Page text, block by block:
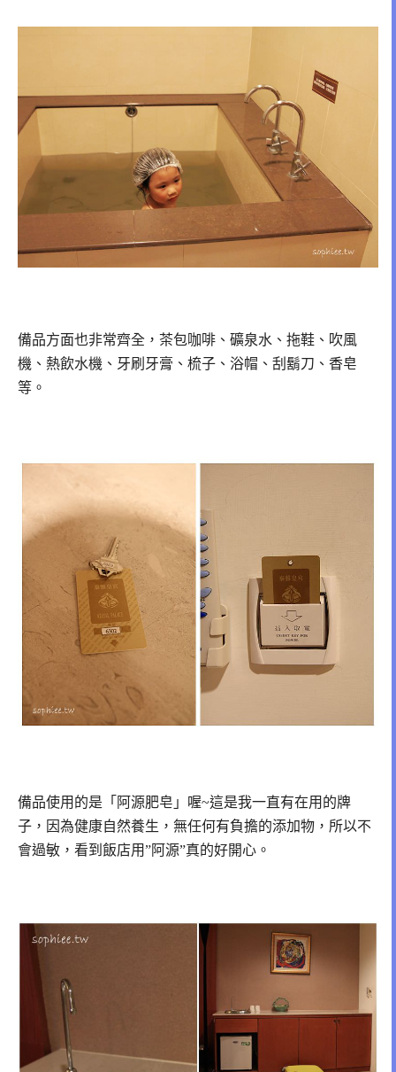
備品方面也非常齊全， 茶包咖啡、礦泉水、拖鞋、吹風
機、熱飲水機、牙刷牙膏、梳子、浴帽、刮鬍刀、香皂
等。
備品使用的是「阿源肥皂」喔~這是我一直有在用的牌
子，因為健康自然養生，無任何有負擔的添加物， 所以不
會過敏，看到飯店用”阿源”真的好開心。